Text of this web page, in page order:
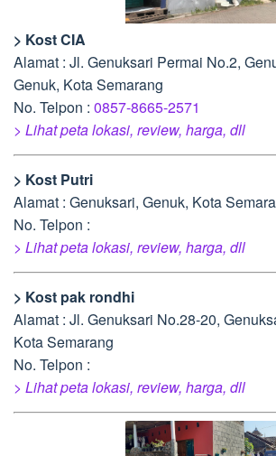
> Kost CIA
Alamat : Jl. Genuksari Permai No.2,
Genuk, Kota Semarang
No. Telpon : 0857-8665-2571
> Lihat peta lokasi, review, harga, dll
> Kost Putri
Alamat : Genuksari, Genuk, Kota
No. Telpon :
> Lihat peta lokasi, review, harga, dll
> Kost pak rondhi
Alamat : Jl. Genuksari No.28-20,
Kota Semarang
No. Telpon :
> Lihat peta lokasi, review, harga, dll